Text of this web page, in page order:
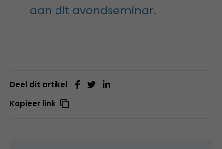
aan dit avondseminar.
Deel dit artikel
Kopieer link